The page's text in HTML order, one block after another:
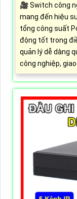
🎥 Switch công
mang đến hiệu
tổng công suất
động tốt trong
quản lý dễ dàng
công nghiệp,